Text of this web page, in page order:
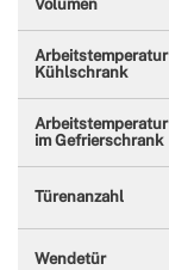
Volumen
Arbeitstemperatur
Kühlschrank
Arbeitstemperatur
im Gefrierschrank
Türenanzahl
Wendetür